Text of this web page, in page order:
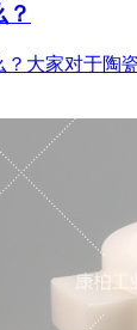
家对于陶瓷